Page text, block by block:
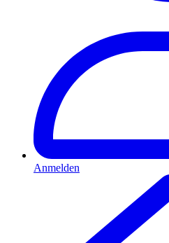
Anmelden